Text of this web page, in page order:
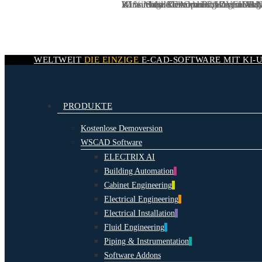
content
WELTWEIT DIE EINZIGE E-CAD-SOFTWARE MIT KI-
search
Menu PRODUKTE
Kostenlose Demoversion
WSCAD Software
ELECTRIX AI
Building Automation
Cabinet Engineering
Electrical Engineering
Electrical Installation
Fluid Engineering
Piping & Instrumentation
Software Addons
20 % Mitgliedervorteil für ZVEH-
Wir suchen:DevOps Engineer /
Wir suchen:IT Administrator (m/w/
KI wird die Rolle von CAD
KI im Schaltschrankbau: Warum AI